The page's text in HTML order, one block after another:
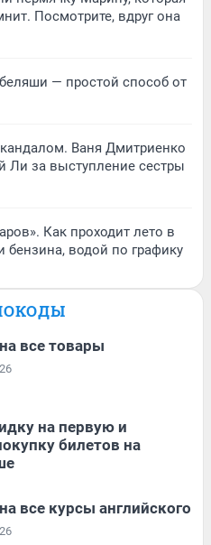
Посмотрите, вдруг она
— простой способ от
Ваня Дмитриенко
Ли за выступление сестры
Как проходит лето в
бензина, водой по графику
все товары
на первую и
билетов на
все курсы английского